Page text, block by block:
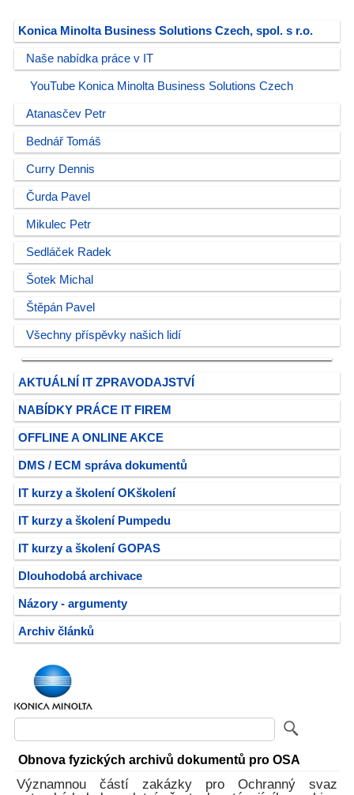
Konica Minolta Business Solutions Czech, spol. s r.o.
Naše nabídka práce v IT
YouTube Konica Minolta Business Solutions Czech
Atanasčev Petr
Bednář Tomáš
Curry Dennis
Čurda Pavel
Mikulec Petr
Sedláček Radek
Šotek Michal
Štěpán Pavel
Všechny příspěvky našich lidí
AKTUÁLNÍ IT ZPRAVODAJSTVÍ
NABÍDKY PRÁCE IT FIREM
OFFLINE A ONLINE AKCE
DMS / ECM správa dokumentů
IT kurzy a školení OKškolení
IT kurzy a školení Pumpedu
IT kurzy a školení GOPAS
Dlouhodobá archivace
Názory - argumenty
Archiv článků
Obnova fyzických archivů dokumentů pro OSA
Významnou částí zakázky pro Ochranný svaz